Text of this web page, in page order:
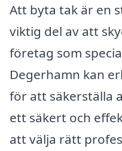
Att byta tak är en
viktig del av att
företag som
Degerhamn kan
för att säkerställa
ett säkert och
att välja rätt